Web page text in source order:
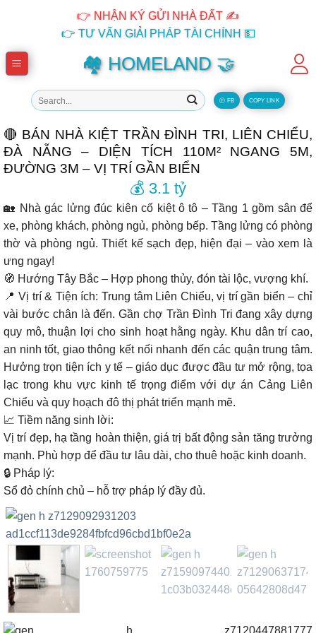
👉 NHẬN KÝ GỬI NHÀ ĐẤT ✍️
👉 TƯ VẤN GIẢI PHÁP TÀI CHÍNH 💵
🏘️ HOMELAND 🤝
Tìm
kiếm:
Ⓕ FB COPY LINK
🔴 BÁN NHÀ KIỆT TRẦN ĐÌNH TRI, LIÊN CHIỂU,
ĐÀ NẴNG – DIỆN TÍCH 110M² NGANG 5M,
ĐƯỜNG 3M – VỊ TRÍ GẦN BIỂN
💰 3.1 tỷ
🏡 Nhà gác lửng đúc kiên cố kiệt ô tô – Tầng 1 gồm sân để
xe, phòng khách, phòng ngủ, phòng bếp. Tầng lửng có phòng
thờ và phòng ngủ. Thiết kế sạch đẹp, hiện đại – vào xem là
ưng ngay!
🧭 Hướng Tây Bắc – Hợp phong thủy, đón tài lộc, vượng khí.
📍Vị trí & Tiện ích: Trung tâm Liên Chiểu, vị trí gần biển – chỉ
vài bước chân là đến. Gần chợ Trần Đình Tri đang xây dựng
quy mô, thuận lợi cho sinh hoạt hằng ngày. Khu dân trí cao,
an ninh tốt, giao thông kết nối nhanh đến các quận trung tâm.
Hưởng trọn tiện ích y tế – giáo dục được đầu tư mở rộng, tọa
lạc trong khu vực kinh tế trọng điểm với dự ánCảng Liên
Chiểu và quy hoạch đô thị phát triển mạnh mẽ.
📈 Tiềm năng sinh lời:
Vị trí đẹp, hạ tầng hoàn thiện, giá trị bất động sản tăng trưởng
mạnh. Phù hợp để đầu tư lâu dài, cho thuê hoặc kinh doanh.
🔒 Pháp lý:
Sổ đỏ chính chủ – hỗ trợ pháp lý đầy đủ.